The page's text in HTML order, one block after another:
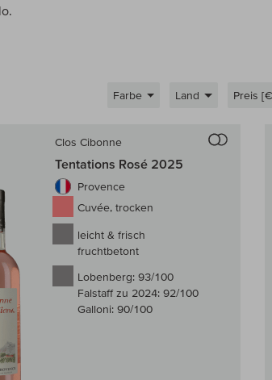
Farbe Land Preis
Clos Cibonne
Tentations Rosé 2025
Provence
Cuvée, trocken
leicht & frisch
fruchtbetont
Lobenberg: 93/100
Falstaff zu 2024: 92/100
Galloni: 90/100